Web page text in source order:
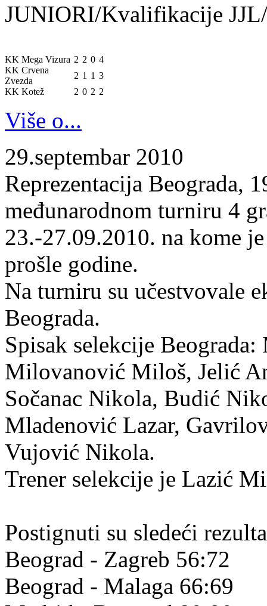
JUNIORI/Kvalifikacije
KK Mega Vizura 2 2 0 4
KK Crvena
Zvezda
2 1 1 3
KK Kotež
2 0 2 2
Više o...
29.septembar 2010
Reprezentacija Beograda,
međunarodnom turniru 4
23.-27.09.2010. na kome
prošle godine.
Na turniru su učestvovale
Beograda.
Spisak selekcije
Milovanović Miloš, Jelić
Sočanac Nikola, Budić
Mladenović Lazar,
Vujović Nikola.
Trener selekcije je Lazić
Postignuti su sledeći
Beograd - Zagreb 56:72
Beograd - Malaga 66:69